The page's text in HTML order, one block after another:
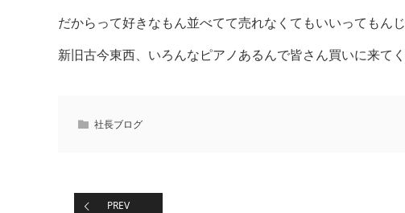
だからって好きなもん並べてて売れなくてもいいってもん
新旧古今東西、いろんなピアノあるんで皆さん買いに来て
社長ブログ
PREV